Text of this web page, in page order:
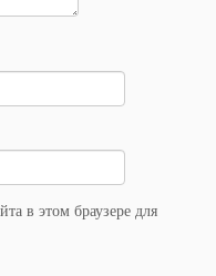
в этом браузере для